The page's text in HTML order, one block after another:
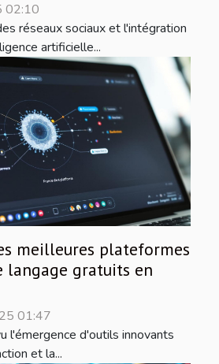
02:10
réseaux sociaux et l'intégration
artificielle...
meilleures plateformes
langage gratuits en
01:47
l'émergence d'outils innovants
et la...